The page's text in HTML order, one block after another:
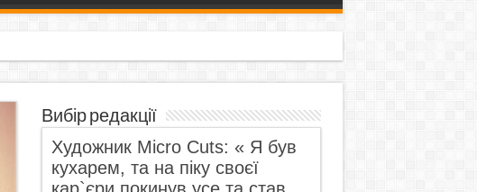
Вибір редакції
Художник Micro Cuts: « Я був
кухарем, та на піку своєї